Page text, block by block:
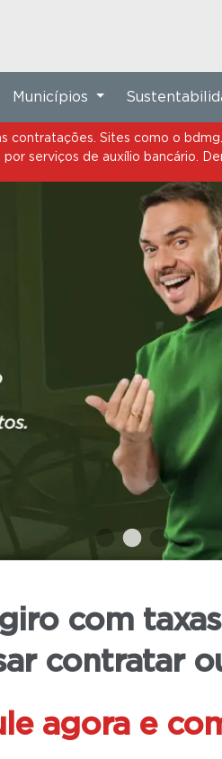
serviços de auxílio bancário.
eleições
e em
seu site
oferecidos pelo
aos clientes
o Tribunal Regional
Municípios
contratações. Sites como o
serviços de auxílio bancário.
com
contratar
agora e